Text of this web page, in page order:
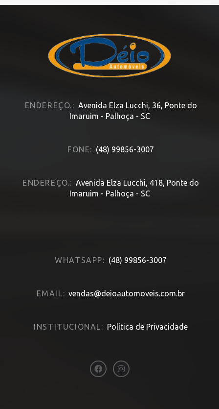
ENDEREÇO.: Avenida Elza Lucchi, 36, Ponte do
Imaruim - Palhoça - SC
FONE: (48) 99856-3007
ENDEREÇO.: Avenida Elza Lucchi, 418, Ponte do
Imaruim - Palhoça - SC
WHATSAPP: (48) 99856-3007
EMAIL: vendas@deioautomoveis.com.br
INSTITUCIONAL: Política de Privacidade